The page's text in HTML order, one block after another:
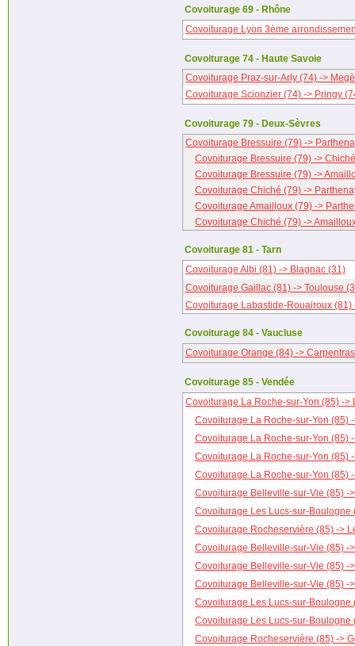
Covoiturage 69 - Rhône
Covoiturage Lyon 3ème
Covoiturage 74 - Haute Savoie
Covoiturage Praz-sur-Arly (74) ->
Covoiturage Scionzier (74) -> Pringy
Covoiturage 79 - Deux-Sèvres
Covoiturage Bressuire (79) ->
Covoiturage Bressuire (79) ->
Covoiturage Bressuire (79) ->
Covoiturage Chiché (79) ->
Covoiturage Amailloux (79) ->
Covoiturage Chiché (79) ->
Covoiturage 81 - Tarn
Covoiturage Albi (81) -> Blagnac (31)
Covoiturage Gaillac (81) -> Toulouse
Covoiturage Labastide-Rouairoux (81)
Covoiturage 84 - Vaucluse
Covoiturage Orange (84) ->
Covoiturage 85 - Vendée
Covoiturage La Roche-sur-Yon (85) ->
Covoiturage La Roche-sur-Yon (85)
Covoiturage La Roche-sur-Yon (85)
Covoiturage La Roche-sur-Yon (85)
Covoiturage La Roche-sur-Yon (85)
Covoiturage Belleville-sur-Vie (85) -
Covoiturage Les Lucs-sur-Boulogne
Covoiturage Rocheservière (85) ->
Covoiturage Belleville-sur-Vie (85) -
Covoiturage Belleville-sur-Vie (85) -
Covoiturage Belleville-sur-Vie (85) -
Covoiturage Les Lucs-sur-Boulogne
Covoiturage Les Lucs-sur-Boulogne
Covoiturage Rocheservière (85) ->